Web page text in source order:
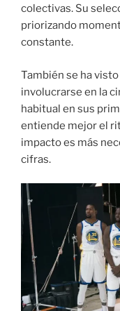
colectivas. Su
priorizando
constante.
También se ha
involucrarse en la
habitual en sus
entiende mejor el
impacto es más
cifras.